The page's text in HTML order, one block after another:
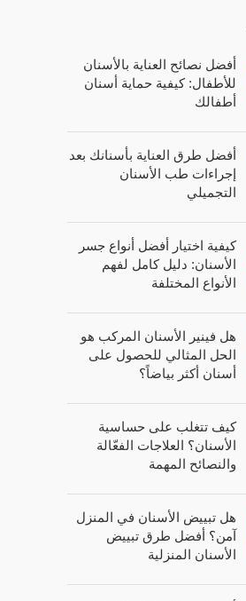
أفضل نصائح العناية بالأسنان
للأطفال: كيفية حماية أسنان
أطفالك
أفضل طرق العناية بأسنانك بعد
إجراءات طب الأسنان
التجميلي
كيفية اختيار أفضل أنواع جسر
الأسنان: دليل كامل لفهم
الأنواع المختلفة
هل فينير الأسنان المركب هو
الحل المثالي للحصول على
أسنان أكثر بياضاً؟
كيف تتغلب على حساسية
الأسنان؟ العلاجات الفعّالة
والنصائح المهمة
هل تبييض الأسنان في المنزل
آمن؟ أفضل طرق تبييض
الأسنان المنزلية